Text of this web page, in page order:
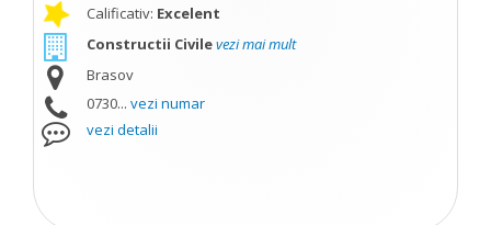
Calificativ: Excelent
Constructii Civilevezi mai mult
Brasov
0730... vezi numar
vezi detalii